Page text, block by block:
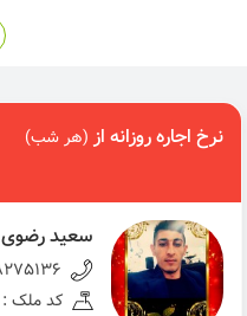
نرخ اجاره روزانه از(هر شب)
سعید رضوی
کد ملک :